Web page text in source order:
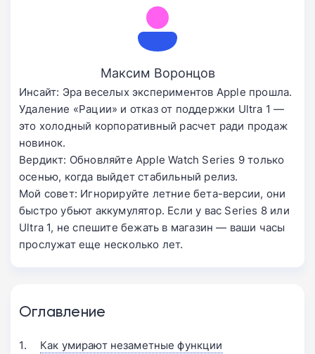
Максим Воронцов
Инсайт: Эра веселых экспериментов Apple прошла.
Удаление «Рации» и отказ от поддержки Ultra 1 —
это холодный корпоративный расчет ради продаж
новинок.
Вердикт: Обновляйте Apple Watch Series 9 только
осенью, когда выйдет стабильный релиз.
Мой совет: Игнорируйте летние бета-версии, они
быстро убьют аккумулятор. Если у вас Series 8 или
Ultra 1, не спешите бежать в магазин — ваши часы
прослужат еще несколько лет.
Оглавление
Как умирают незаметные функции